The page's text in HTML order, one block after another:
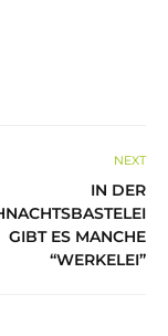
NEXT
IN DER
GIBT ES MANCHE
“WERKELEI”